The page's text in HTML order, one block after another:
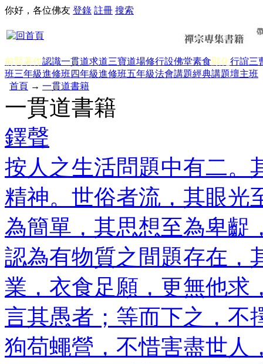
你好，各位佛友 登錄 註冊 搜索
前賢著作認識一貫道求道三寶道場修行設佛堂素食顯化行誼三
班三年級進修班四年級進修班五年級法會講題經典講題壇主班
首頁 → 一貫道書籍
一貫道書籍
鐸聲
按人之生活問題中有二。
精神。世俗者流，其眼光
為簡單，其思想至為卑齪
認為有物質之間題存在，
業，衣食足願，更無他求
言其愚者；等而下之，不
狗苟蠅營，不惜害盡世人